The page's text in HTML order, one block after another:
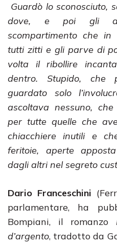
Guardò lo sconosciuto,
dove, e poi gli
scompartimento che
tutti zitti e gli parve di
volta il ribollire
dentro. Stupido,
guardato solo
ascoltava nessuno,
per tutte quelle che
chiacchiere inutili e
feritoie, aperte
dagli altri nel segreto
Dario Franceschini
parlamentare, ha
Bompiani, il romanzo
d’argento, tradotto da